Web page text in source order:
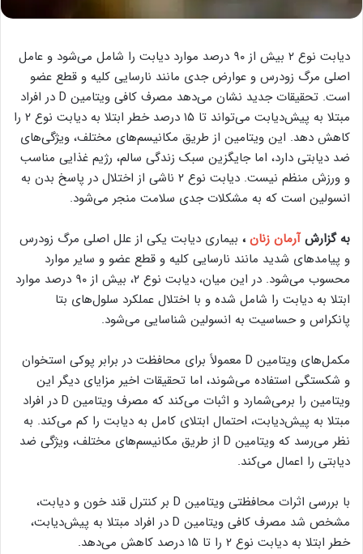
دیابت نوع ۲ بیش از ۹۰ درصد موارد دیابت را شامل می‌شود و عامل
اصلی مرگ زودرس و عوارض جدی مانند نارسایی کلیه و قطع عضو
است. تحقیقات جدید نشان می‌دهد مصرف کافی ویتامین D در افراد
مبتلا به پیش‌دیابت می‌تواند تا ۱۵ درصد خطر ابتلا به دیابت نوع ۲ را
کاهش دهد. این ویتامین از طریق مکانیسم‌های مختلف، ویژگی‌های
ضد دیابتی دارد، اما جایگزین سبک زندگی سالم، رژیم غذایی مناسب
و ورزش منظم نیست. دیابت نوع ۲ ناشی از اختلال در پاسخ بدن به
انسولین است که به مشکلات جدی سلامت منجر می‌شود.
به گزارشآرمان زنان ، بیماری دیابت یکی از علل اصلی مرگ زودرس
و پیامدهای شدید مانند نارسایی کلیه و قطع عضو و سایر موارد
محسوب می‌شود. در این میان، دیابت نوع ۲، بیش از ۹۰ درصد موارد
ابتلا به دیابت را شامل شده و با اختلال عملکرد سلول‌های بتا
پانکراس و حساسیت به انسولین شناسایی می‌شود.
مکمل‌های ویتامین D معمولاً برای محافظت در برابر پوکی استخوان
و شکستگی استفاده می‌شوند، اما تحقیقات اخیر مزایای دیگر این
ویتامین را برمی‌شمارد و اثبات می‌کند که مصرف ویتامین D در افراد
مبتلا به پیش‌دیابت، احتمال ابتلای کامل به دیابت را کم می‌کند. به
نظر می‌رسد که ویتامین D از طریق مکانیسم‌های مختلف، ویژگی ضد
دیابتی را اعمال می‌کند.
با بررسی اثرات محافظتی ویتامین D بر کنترل قند خون و دیابت،
مشخص شد مصرف کافی ویتامین D در افراد مبتلا به پیش‌دیابت،
خطر ابتلا به دیابت نوع ۲ را تا ۱۵ درصد کاهش می‌دهد.